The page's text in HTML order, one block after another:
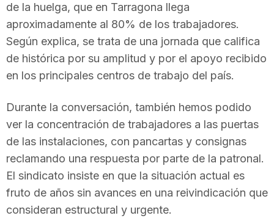
a
de la huelga, que en Tarragona llega
aproximadamente al 80% de los trabajadores.
Según explica, se trata de una jornada que califica
de histórica por su amplitud y por el apoyo recibido
en los principales centros de trabajo del país.
Durante la conversación, también hemos podido
ver la concentración de trabajadores a las puertas
de las instalaciones, con pancartas y consignas
reclamando una respuesta por parte de la patronal.
El sindicato insiste en que la situación actual es
fruto de años sin avances en una reivindicación que
consideran estructural y urgente.